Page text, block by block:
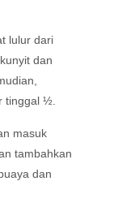
lulur dari
dan
tinggal ½.
masuk
tambahkan
dan